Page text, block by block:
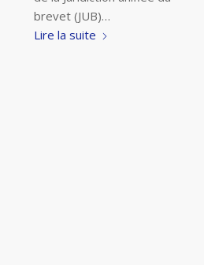
brevet (JUB)…
Lire la suite